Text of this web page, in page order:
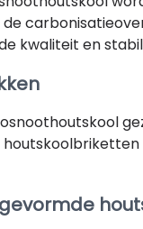
kwaliteit en